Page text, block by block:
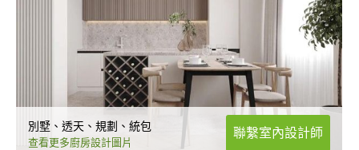
別墅、透天、規劃、統包
查看更多廚房設計圖片
聯繫室內設計師